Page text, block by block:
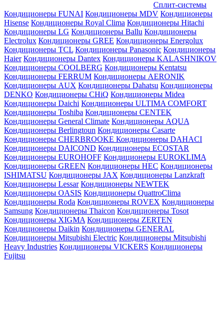
Сплит-системы
Кондиционеры FUNAI Кондиционеры MDV Кондиционеры
Hisense Кондиционеры Royal Clima Кондиционеры Hitachi
Кондиционеры LG Кондиционеры Ballu Кондиционеры
Electrolux Кондиционеры GREE Кондиционеры Energolux
Кондиционеры TCL Кондиционеры Panasonic Кондиционеры
Haier Кондиционеры Dantex Кондиционеры KALASHNIKOV
Кондиционеры СOOLBERG Кондиционеры Kentatsu
Кондиционеры FERRUM Кондиционеры AERONIK
Кондиционеры AUX Кондиционеры Dahatsu Кондиционеры
DENKO Кондиционеры CHiQ Кондиционеры Midea
Кондиционеры Daichi Кондиционеры ULTIMA COMFORT
Кондиционеры Toshiba Кондиционеры CENTEK
Кондиционеры General Climate Кондиционеры AQUA
Кондиционеры Berlingtoun Кондиционеры Casarte
Кондиционеры CHERBROOKE Кондиционеры DAHACI
Кондиционеры DAICOND Кондиционеры ECOSTAR
Кондиционеры EUROHOFF Кондиционеры EUROKLIMA
Кондиционеры GREEN Кондиционеры HEC Кондиционеры
ISHIMATSU Кондиционеры JAX Кондиционеры Lanzkraft
Кондиционеры Lessar Кондиционеры NEWTEK
Кондиционеры OASIS Кондиционеры QuattroClima
Кондиционеры Roda Кондиционеры ROVEX Кондиционеры
Samsung Кондиционеры Thaicon Кондиционеры Tosot
Кондиционеры XIGMA Кондиционеры ZERTEN
Кондиционеры Daikin Кондиционеры GENERAL
Кондиционеры Mitsubishi Electric Кондиционеры Mitsubishi
Heavy Industries Кондиционеры VICKERS Кондиционеры
Fujitsu